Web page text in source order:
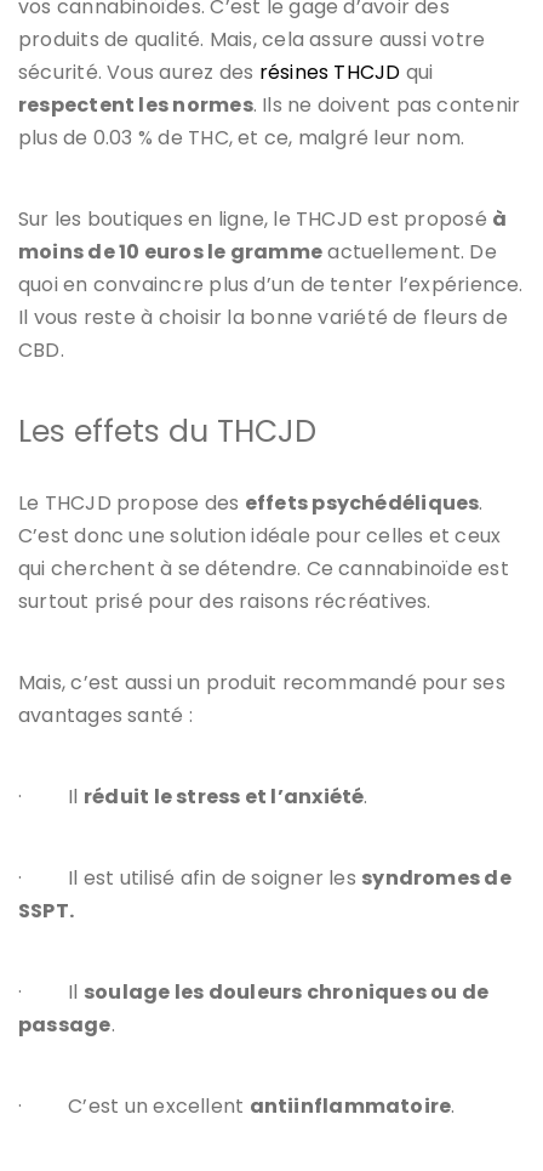
vos cannabinoïdes. C’est le gage d’avoir des
produits de qualité. Mais, cela assure aussi votre
sécurité. Vous aurez des résines THCJD qui
respectent les normes. Ils ne doivent pas contenir
plus de 0.03 % de THC, et ce, malgré leur nom.
Sur les boutiques en ligne, le THCJD est proposé à
moins de 10 euros le grammeactuellement. De
quoi en convaincre plus d’un de tenter l’expérience.
Il vous reste à choisir la bonne variété de fleurs de
CBD.
Les effets du THCJD
Le THCJD propose des effets psychédéliques.
C’est donc une solution idéale pour celles et ceux
qui cherchent à se détendre. Ce cannabinoïde est
surtout prisé pour des raisons récréatives.
Mais, c’est aussi un produit recommandé pour ses
avantages santé :
· Il réduit le stress et l’anxiété.
· Il est utilisé afin de soigner les syndromes de
SSPT.
· Il soulage les douleurs chroniques ou de
passage.
·C’est un excellent antiinflammatoire.